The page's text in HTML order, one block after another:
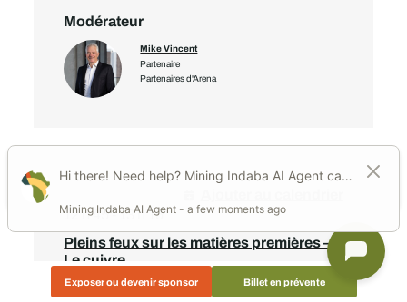
Exposer ou devenir sponsor Billet en prévente
Modérateur
Mike Vincent
Partenaire
Partenaires d'Arena
12 h 45 - 13 h 15
Pleins feux sur les matières premières –
Le cuivre
Lundi 9 février